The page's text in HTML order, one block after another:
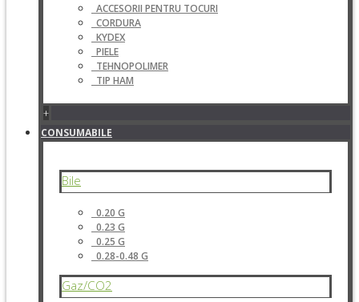
ACCESORII PENTRU TOCURI
CORDURA
KYDEX
PIELE
TEHNOPOLIMER
TIP HAM
+
CONSUMABILE
Bile
0.20 G
0.23 G
0.25 G
0.28-0.48 G
Gaz/CO2